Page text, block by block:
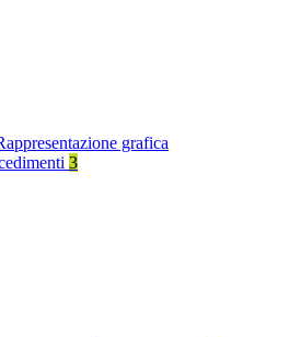
grafica
3